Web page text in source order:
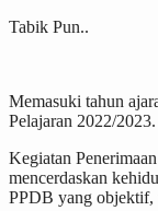
Tabik Pun..
Memasuki tahun
Pelajaran 2022/2023.
Kegiatan
mencerdaskan
PPDB yang objektif,